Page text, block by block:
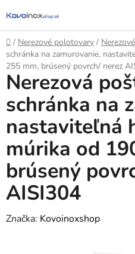
na
obsah
Domov
/ Nerezové polotovary /
schránka na zamurovanie,
255 mm, brúsený povrch/ nerez
Nerezová
schránka na
nastaviteľná
múrika od
brúsený
AISI304
Značka: Kovoinoxshop